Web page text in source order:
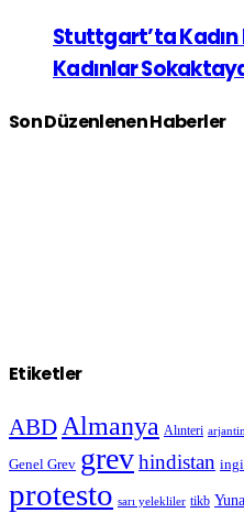
Stuttgart’ta Kadın
Kadınlar
Son Düzenlenen Haberler
Etiketler
ABD Almanya Alınteri arjantin
Genel Grev grevhindistan
protesto sarı yelekliler tikb